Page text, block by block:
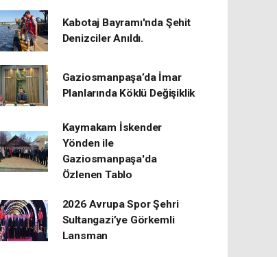
Kabotaj Bayramı'nda Şehit
Denizciler Anıldı.
Gaziosmanpaşa’da İmar
Planlarında Köklü Değişiklik
Kaymakam İskender
Yönden ile
Gaziosmanpaşa'da
Özlenen Tablo
2026 Avrupa Spor Şehri
Sultangazi’ye Görkemli
Lansman